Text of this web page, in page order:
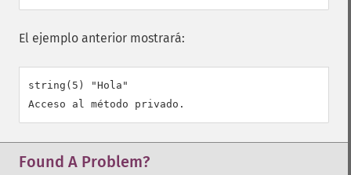
El ejemplo anterior mostrará:
string(5) "Hola"
Found A Problem?